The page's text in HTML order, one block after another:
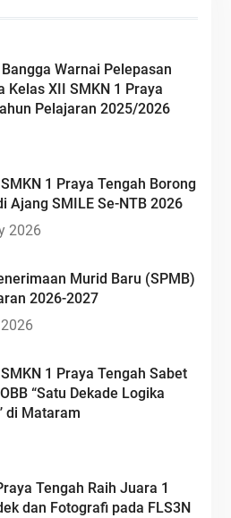
Warnai Pelepasan
Kelas XII SMKN 1 Praya
Pelajaran 2025/2026
1 Praya Tengah Borong
Ajang SMILE Se-NTB 2026
2026
Murid Baru (SPMB)
2026-2027
1 Praya Tengah Sabet
“Satu Dekade Logika
di Mataram
Tengah Raih Juara 1
dan Fotografi pada FLS3N